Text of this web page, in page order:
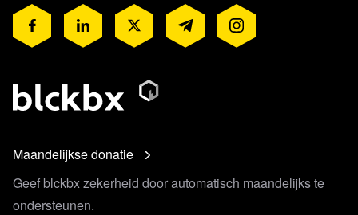
Maandelijkse donatie
Geef blckbx zekerheid door automatisch maandelijks te
ondersteunen.